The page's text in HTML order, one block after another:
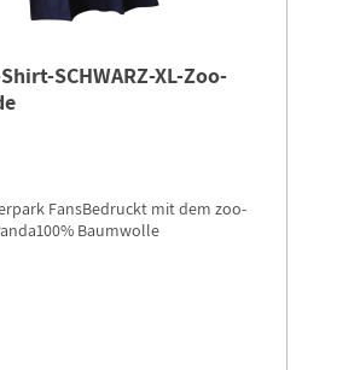
SCHWARZ-XL-Zoo-
FansBedruckt mit dem zoo-
Baumwolle